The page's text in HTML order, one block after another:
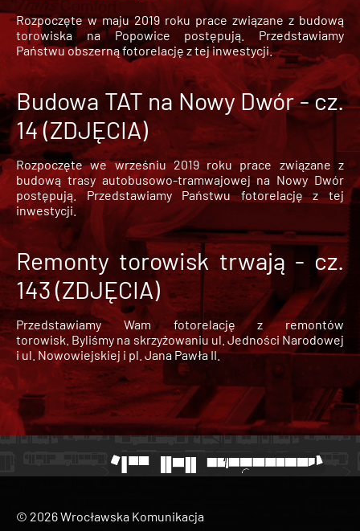
Rozpoczęte w maju 2019 roku prace związane z budową
torowiska na Popowice
postępują. Przedstawiamy
Państwu obszerną fotorelację z tej inwestycji.
Budowa TAT na Nowy Dwór - cz.
14 (ZDJĘCIA)
Rozpoczęte we wrześniu 2019 roku prace związane z
budową trasy autobusowo-tramwajowej na Nowy Dwór
postępują. Przedstawiamy Państwu fotorelację z tej
inwestycji.
Remonty torowisk trwają - cz.
143 (ZDJĘCIA)
Przedstawiamy Wam fotorelację z remontów
torowisk. Byliśmy na skrzyżowaniu ul. Jedności Narodowej
i ul. Nowowiejskiej i pl. Jana Pawła II.
© 2026 Wrocławska Komunikacja